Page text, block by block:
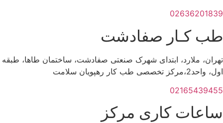
02636201839
طب کـار صفادشت
تهران، ملارد، ابتدای شهرک صنعتی صفادشت، ساختمان طاها، طبقه
اول، واحد2،مرکز تخصصی طب کار رهپویان سلامت
02165439455
ساعات کاری مرکز